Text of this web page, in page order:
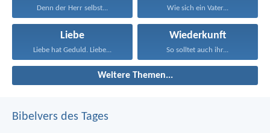
Denn der Herr selbst... Wie sich ein Vater...
Liebe
Liebe hat Geduld. Liebe...
Wiederkunft
So solltet auch ihr...
Weitere Themen...
Bibelvers des Tages